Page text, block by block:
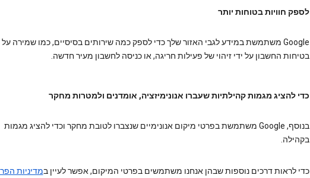
לספק חוויות בטוחות יותר
Google משתמשת במידע לגבי האזור שלך כדי לספק כמה שירותים בסיסיים, כמו שמירה על
בטיחות החשבון על ידי זיהוי של פעילות חריגה, או כניסה לחשבון מעיר חדשה.
כדי להציג מגמות קהילתיות שעברו אנונימיזציה, אומדנים ולמטרות מחקר
בנוסף, Google משתמשת בפרטי מיקום אנונימיים שנצברו לטובת מחקר וכדי להציג מגמות
בקהילה.
כדי לראות דרכים נוספות שבהן אנחנו משתמשים בפרטי המיקום, אפשר לעיין במדיניות